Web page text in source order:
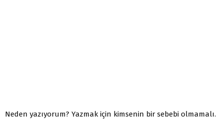
Neden yazıyorum? Yazmak için kimsenin bir sebebi olmamalı.